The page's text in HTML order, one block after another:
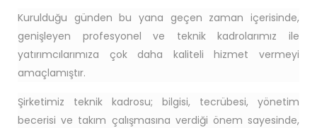
Kurulduğu günden bu yana geçen zaman içerisinde,
genişleyen profesyonel ve teknik kadrolarımız ile
yatırımcılarımıza çok daha kaliteli hizmet vermeyi
amaçlamıştır.
Şirketimiz teknik kadrosu; bilgisi, tecrübesi, yönetim
becerisi ve takım çalışmasına verdiği önem sayesinde,